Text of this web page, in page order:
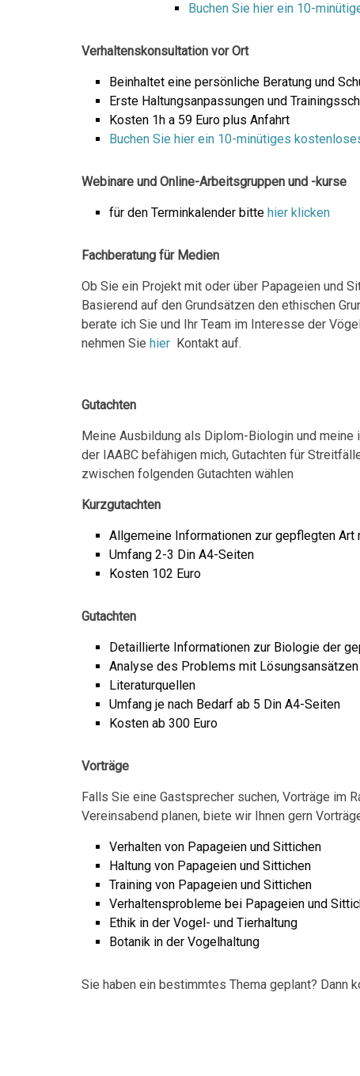
Buchen Sie hier ein 10-
Verhaltenskonsultation vor Ort
Beinhaltet eine persönliche Beratung und
Erste Haltungsanpassungen und
Kosten 1h a 59 Euro plus Anfahrt
Buchen Sie hier ein 10-minütiges
Webinare und Online-Arbeitsgruppen und -kurse
für den Terminkalender bitte hier klicken
Fachberatung für Medien
Ob Sie ein Projekt mit oder über Papageien und
Basierend auf den Grundsätzen den ethischen
berate ich Sie und Ihr Team im Interesse der
nehmen Sie hier Kontakt auf.
Gutachten
Meine Ausbildung als Diplom-Biologin und
der IAABC befähigen mich, Gutachten für
zwischen folgenden Gutachten wählen
Kurzgutachten
Allgemeine Informationen zur gepflegten
Umfang 2-3 Din A4-Seiten
Kosten 102 Euro
Gutachten
Detaillierte Informationen zur Biologie der
Analyse des Problems mit Lösungsansätzen
Literaturquellen
Umfang je nach Bedarf ab 5 Din A4-Seiten
Kosten ab 300 Euro
Vorträge
Falls Sie eine Gastsprecher suchen, Vorträge im
Vereinsabend planen, biete wir Ihnen gern
Verhalten von Papageien und Sittichen
Haltung von Papageien und Sittichen
Training von Papageien und Sittichen
Verhaltensprobleme bei Papageien und
Ethik in der Vogel- und Tierhaltung
Botanik in der Vogelhaltung
Sie haben ein bestimmtes Thema geplant? Dann